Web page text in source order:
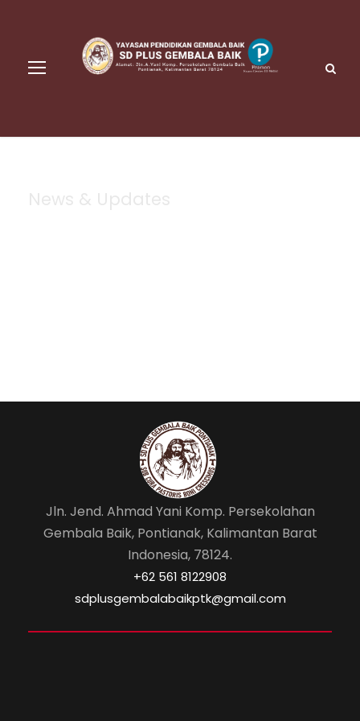
Jln. Jend. Ahmad Yani Komp. Persekolahan
Gembala Baik, Pontianak, Kalimantan Barat
Indonesia, 78124.
‎+62 561 8122908
sdplusgembalabaikptk@gmail.com